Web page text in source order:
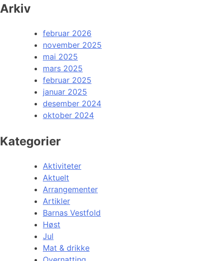
Arkiv
februar 2026
november 2025
mai 2025
mars 2025
februar 2025
januar 2025
desember 2024
oktober 2024
Kategorier
Aktiviteter
Aktuelt
Arrangementer
Artikler
Barnas Vestfold
Høst
Jul
Mat & drikke